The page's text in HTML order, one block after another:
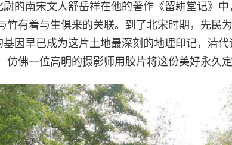
尉的南宋文人舒岳祥在他的著作《留耕堂记》
竹有着与生俱来的关联。到了北宋时期，先民
基因早已成为这片土地最深刻的地理印记，清
仿佛一位高明的摄影师用胶片将这份美好永久定